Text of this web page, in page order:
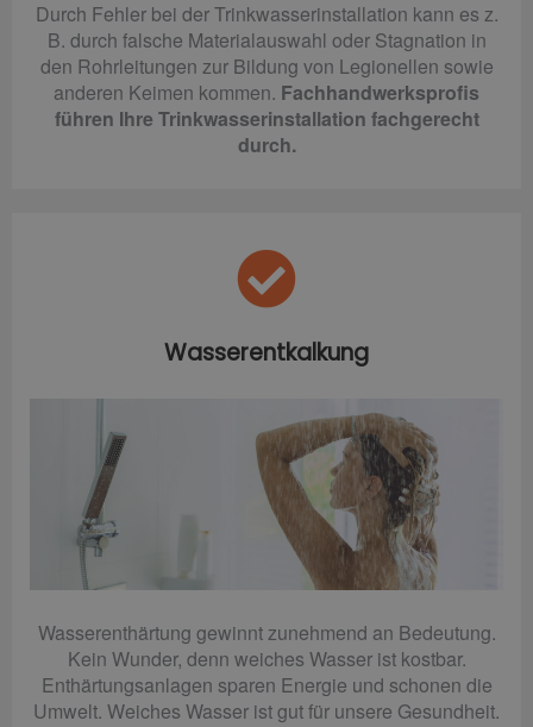
Durch Fehler bei der Trinkwasserinstallation kann es z.
B. durch falsche Materialauswahl oder Stagnation in
den Rohrleitungen zur Bildung von Legionellen sowie
anderen Keimen kommen. Fachhandwerksprofis
führen Ihre Trinkwasserinstallation fachgerecht
durch.
Wasserentkalkung
Wasserenthärtung gewinnt zunehmend an Bedeutung.
Kein Wunder, denn weiches Wasser ist kostbar.
Enthärtungsanlagen sparen Energie und schonen die
Umwelt. Weiches Wasser ist gut für unsere Gesundheit.